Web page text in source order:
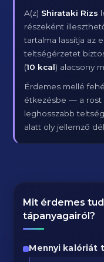
A(z) Shirataki Rizs
részeként
tartalma lassítja az
teltségérzetet
(10 kcal) alacsony
Érdemes mellé
étkezésbe — a rost
leghosszabb
alatt oly jellemző
Mit érdemes
tápanyagairól?
Mennyi kalóriát